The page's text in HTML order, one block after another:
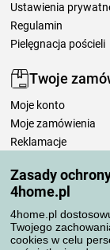
Zasady
4home.pl
4home.pl
Twojego
cookies w celu
Ustawienia
Regulamin
Pielęgnacja pościeli
Twoje
Moje konto
Moje zamówienia
Reklamacje
Zasady
Sposoby